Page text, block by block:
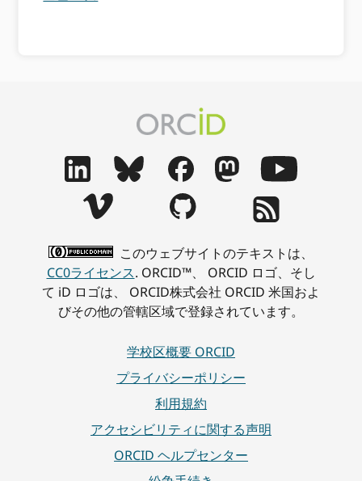
このウェブサイトのテキストは、
CC0ライセンス. ORCID™、 ORCID ロゴ、そし
て iD ロゴは、 ORCID株式会社 ORCID 米国およ
びその他の管轄区域で登録されています。
学校区概要 ORCID
プライバシーポリシー
利用規約
アクセシビリティに関する声明
ORCID ヘルプセンター